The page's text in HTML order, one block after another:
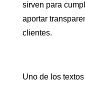
sirven para
aportar
clientes.
Uno de los